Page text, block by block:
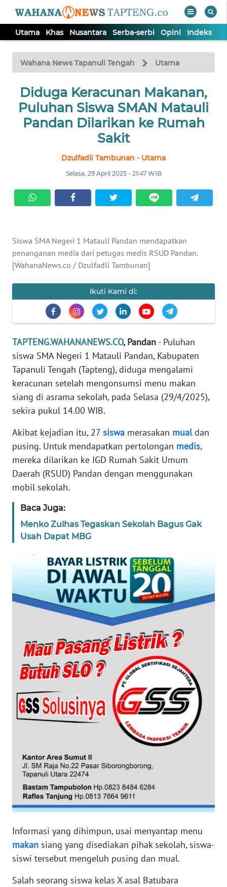
Utama Khas Nusantara Serba-serbi Opini Indeks
Wahana News Tapanuli Tengah Utama
Diduga Keracunan Makanan,
Puluhan Siswa SMAN Matauli
Pandan Dilarikan ke Rumah
Sakit
Dzulfadli Tambunan - Utama
Selasa, 29 April 2025 - 21:47 WIB
Siswa SMA Negeri 1 Matauli Pandan mendapatkan
penanganan media dari petugas medis RSUD Pandan.
[WahanaNews.co / Dzulfadli Tambunan]
Ikuti Kami di:
TAPTENG.WAHANANEWS.CO, Pandan - Puluhan
siswa SMA Negeri 1 Matauli Pandan, Kabupaten
Tapanuli Tengah (Tapteng), diduga mengalami
keracunan setelah mengonsumsi menu makan
siang di asrama sekolah, pada Selasa (29/4/2025),
sekira pukul 14.00 WIB.
Akibat kejadian itu, 27 siswa merasakan mualdan
pusing. Untuk mendapatkan pertolongan medis,
mereka dilarikan ke IGD Rumah Sakit Umum
Daerah (RSUD) Pandan dengan menggunakan
mobil sekolah.
Baca Juga:
Menko Zulhas Tegaskan Sekolah Bagus Gak
Usah Dapat MBG
Informasi yang dihimpun, usai menyantap menu
makan siang yang disediakan pihak sekolah, siswa-
siswi tersebut mengeluh pusing dan mual.
Salah seorang siswa kelas X asal Batubara
TV
Tutup
UTAMA
KHAS
SERBI
Informasi
INDEKS
KONTAK
INFO
IKLAN
TENTANG
KAMI
PEDOMAN
SIBER
REDAKSI
KARIR
Wahana
SUMUT
WN
JABAR
WN
BANTEN
WN
KEPRI
WN
PAPUA
PAPUA